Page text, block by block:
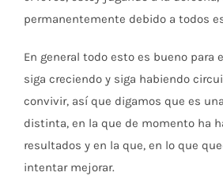
permanentemente debido a todos
En general todo esto es bueno para
siga creciendo y siga habiendo
convivir, así que digamos que es
distinta, en la que de momento ha
resultados y en la que, en lo que
intentar mejorar.